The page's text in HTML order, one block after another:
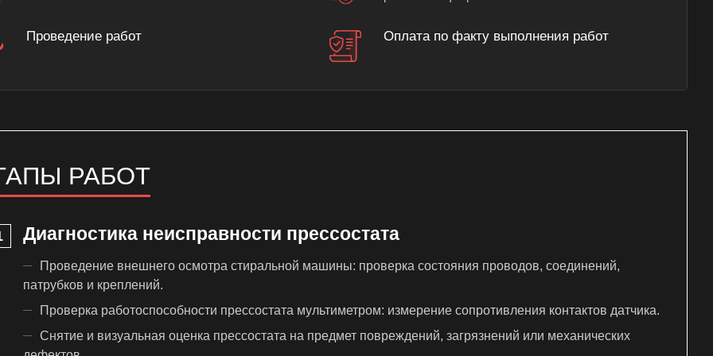
Проведение работ Оплата по факту выполнения работ
РАБОТ
Диагностика неисправности прессостата
Проведение внешнего осмотра стиральной машины: проверка состояния проводов, соединений,
патрубков и креплений.
Проверка работоспособности прессостата мультиметром: измерение сопротивления контактов датчика.
Снятие и визуальная оценка прессостата на предмет повреждений, загрязнений или механических